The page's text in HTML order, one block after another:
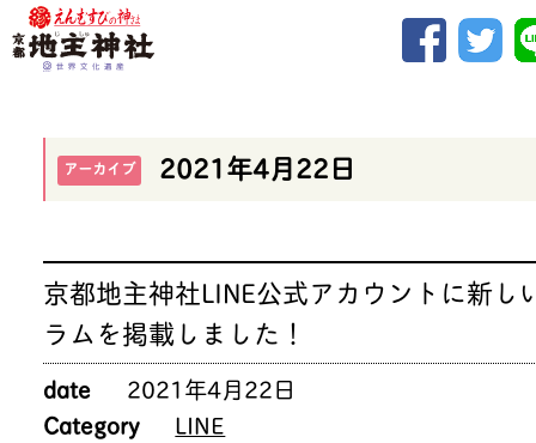
アーカイブ 2021年4月22日
京都地主神社LINE公式アカウントに新し
ラムを掲載しました！
date
2021年4月22日
Category
LINE